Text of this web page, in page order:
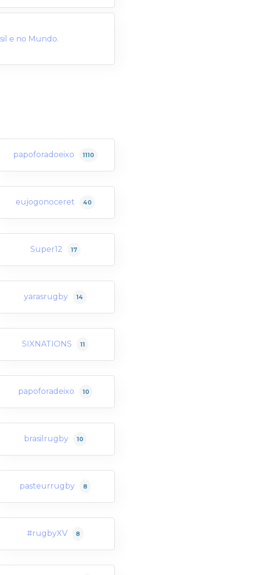
e no Mundo.
papoforadoeixo 1110
eujogonoceret 40
Super12 17
yarasrugby 14
SIXNATIONS 11
papoforadeixo 10
brasilrugby 10
pasteurrugby 8
#rugbyXV 8